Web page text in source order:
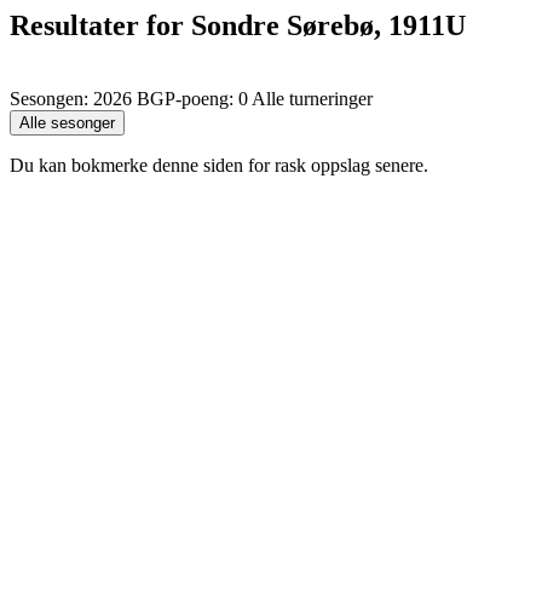
Resultater for Sondre Sørebø, 1911U
Sesongen: 2026 BGP-poeng: 0 Alle turneringer
Du kan bokmerke denne siden for rask oppslag senere.